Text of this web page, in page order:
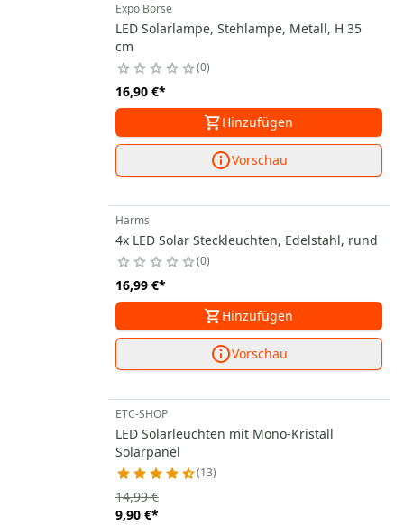
Expo Börse
LED Solarlampe, Stehlampe, Metall, H 35
cm
0
16,90 €*
Hinzufügen
Vorschau
Harms
4x LED Solar Steckleuchten, Edelstahl, rund
0
16,99 €*
Hinzufügen
Vorschau
ETC-SHOP
LED Solarleuchten mit Mono-Kristall
Solarpanel
13
9,90 €*
14,99 €